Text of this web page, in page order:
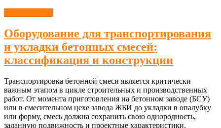
Оборудование для транспортирования
и укладки бетонных смесей:
классификация и конструкции
Транспортировка бетонной смеси является критически
важным этапом в цикле строительных и производственных
работ. От момента приготовления на бетонном заводе (БСУ)
или в смесительном цехе завода ЖБИ до укладки в опалубку
или форму, смесь должна сохранить свою однородность,
заданную подвижность и проектные характеристики.